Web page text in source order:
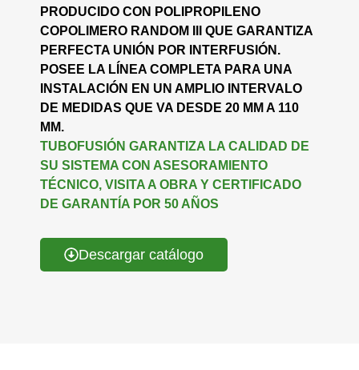
PRODUCIDO CON POLIPROPILENO
COPOLIMERO RANDOM III QUE GARANTIZA
PERFECTA UNIÓN POR INTERFUSIÓN.
POSEE LA LÍNEA COMPLETA PARA UNA
INSTALACIÓN EN UN AMPLIO INTERVALO
DE MEDIDAS QUE VA DESDE 20 MM A 110
MM.
TUBOFUSIÓN GARANTIZA LA CALIDAD DE
SU SISTEMA CON ASESORAMIENTO
TÉCNICO, VISITA A OBRA Y CERTIFICADO
DE GARANTÍA POR 50 AÑOS
Descargar catálogo